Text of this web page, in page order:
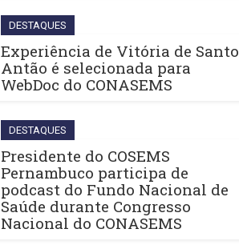
DESTAQUES
Experiência de Vitória de Santo
Antão é selecionada para
WebDoc do CONASEMS
DESTAQUES
Presidente do COSEMS
Pernambuco participa de
podcast do Fundo Nacional de
Saúde durante Congresso
Nacional do CONASEMS